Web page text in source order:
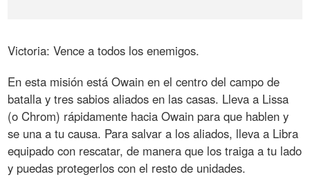
Victoria: Vence a todos los enemigos.
En esta misión está Owain en el centro del campo de
batalla y tres sabios aliados en las casas. Lleva a Lissa
(o Chrom) rápidamente hacia Owain para que hablen y
se una a tu causa. Para salvar a los aliados, lleva a Libra
equipado con rescatar, de manera que los traiga a tu lado
y puedas protegerlos con el resto de unidades.